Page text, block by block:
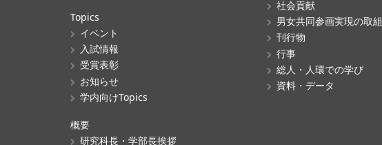
Topics
イベント
入試情報
受賞表彰
お知らせ
学内向けTopics
概要
研究科長・学部長挨拶
社会貢献
男女共同参画実現の取組
刊行物
行事
総人・人環での学び
資料・データ